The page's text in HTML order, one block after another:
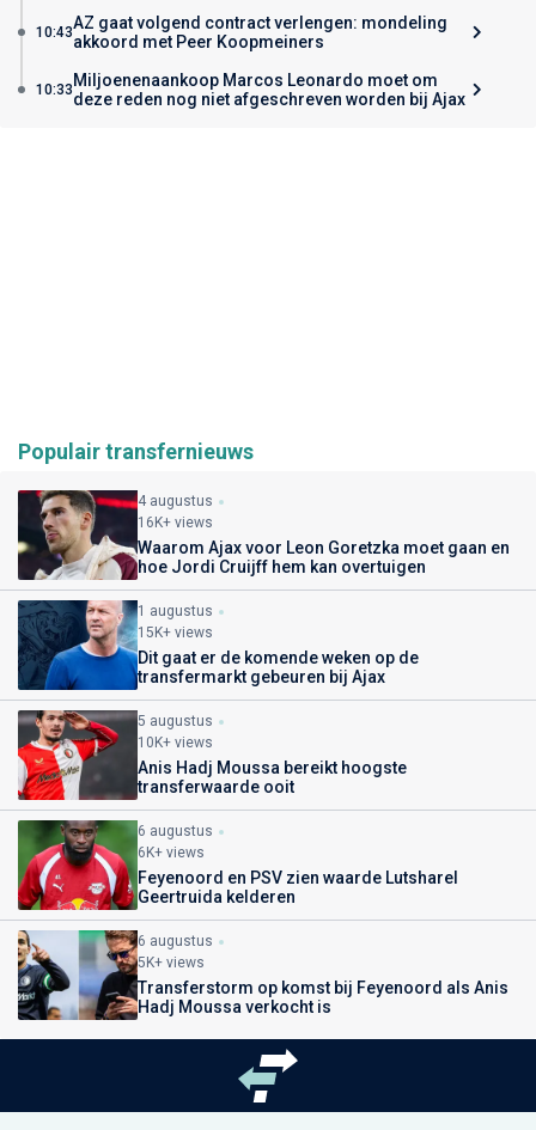
10:43AZ gaat volgend contract verlengen: mondeling
akkoord met Peer Koopmeiners
10:33 Miljoenenaankoop Marcos Leonardo moet om
deze reden nog niet afgeschreven worden bij Ajax
Populair transfernieuws
4 augustus
16K+ views
Waarom Ajax voor Leon Goretzka moet gaan en
hoe Jordi Cruijff hem kan overtuigen
1 augustus
15K+ views
Dit gaat er de komende weken op de
transfermarkt gebeuren bij Ajax
5 augustus
10K+ views
Anis Hadj Moussa bereikt hoogste
transferwaarde ooit
6 augustus
6K+ views
Feyenoord en PSV zien waarde Lutsharel
Geertruida kelderen
6 augustus
5K+ views
Transferstorm op komst bij Feyenoord als Anis
Hadj Moussa verkocht is